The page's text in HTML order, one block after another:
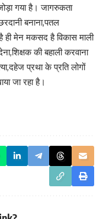
गया है। जागरुकता
बनाना,पतल
ही मेन मकसद है विकास माली
की बहाली करवाना
प्रथा के प्रति लोगों
जा रहा है।